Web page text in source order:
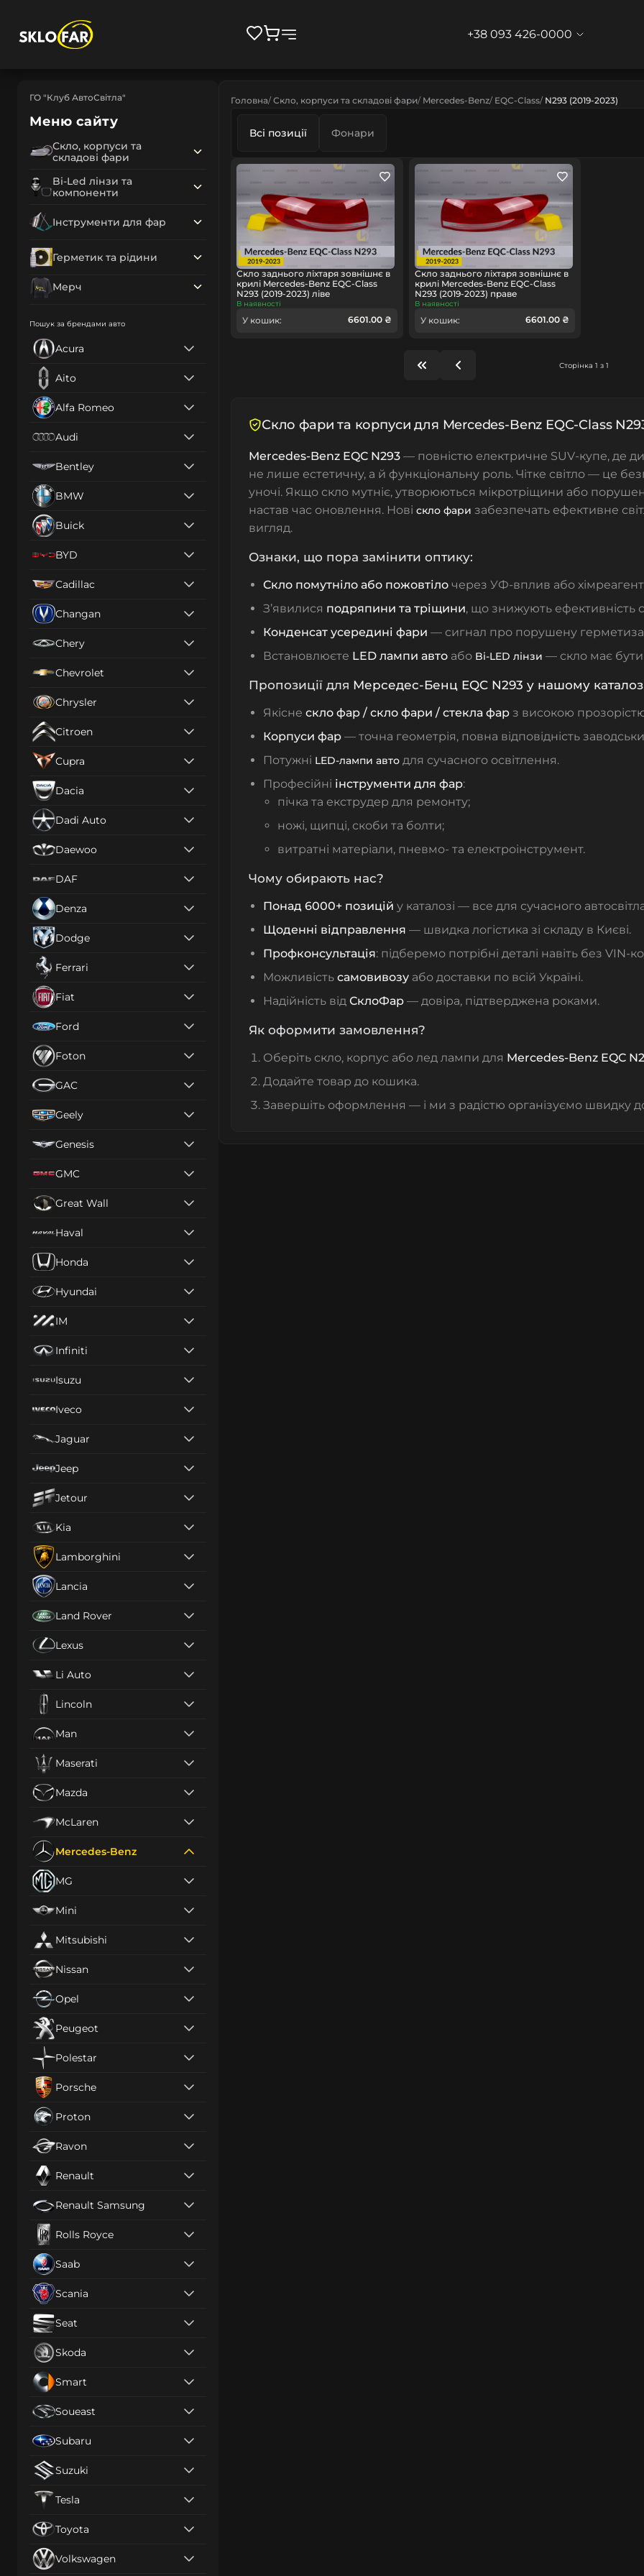
+38 093 426-0000
ГО "Клуб АвтоСвітла"
Меню сайту
Скло, корпуси та
складові фари
Bi-Led лінзи та
компоненти
Інструменти для фар
Герметик та рідини
Мерч
Пошук за брендами авто
Acura
Aito
Alfa Romeo
Audi
Bentley
BMW
Buick
BYD
Cadillac
Changan
Chery
Chevrolet
Chrysler
Citroen
Cupra
Dacia
Dadi Auto
Daewoo
DAF
Denza
Dodge
Ferrari
Fiat
Ford
Foton
GAC
Geely
Genesis
GMC
Great Wall
Haval
Honda
Hyundai
IM
Infiniti
Isuzu
Iveco
Jaguar
Jeep
Jetour
Kia
Lamborghini
Lancia
Land Rover
Lexus
Li Auto
Lincoln
Man
Maserati
Mazda
McLaren
Mercedes-Benz
MG
Mini
Mitsubishi
Nissan
Opel
Peugeot
Polestar
Porsche
Proton
Ravon
Renault
Renault Samsung
Rolls Royce
Saab
Scania
Seat
Skoda
Smart
Soueast
Subaru
Suzuki
Tesla
Toyota
Volkswagen
Головна Скло, корпуси та складові фари Mercedes-Benz EQC-Class N293 (2019-2023)
Всі позиції Фонари
Скло заднього ліхтаря зовнішнє в
крилі Mercedes-Benz EQC-Class
N293 (2019-2023) ліве
В наявності
У кошик: 6601.00 ₴
Скло заднього ліхтаря зовнішнє в
крилі Mercedes-Benz EQC-Class
N293 (2019-2023) праве
В наявності
У кошик: 6601.00 ₴
Сторінка 1 з 1
Скло фари та корпуси для Mercedes-Benz EQC-Class
Mercedes‑Benz EQC N293 — повністю електричне SUV‑купе, де
не лише естетичну, а й функціональну роль. Чітке світло — це
уночі. Якщо скло мутніє, утворюються мікротріщини або
настав час оновлення. Нові скло фари забезпечать ефективне
вигляд.
Ознаки, що пора замінити оптику:
Скло помутніло або пожовтіло через УФ‑вплив або
З’явилися подряпини та тріщини, що знижують ефективність
Конденсат усередині фари — сигнал про порушену
Встановлюєте LED лампи авто або Bi‑LED лінзи — скло має
Пропозиції для Мерседес-Бенц EQC N293 у нашому
Якісне скло фар / скло фари / стекла фар з високою
Корпуси фар — точна геометрія, повна відповідність
Потужні LED‑лампи авто для сучасного освітлення.
Професійні інструменти для фар:
пічка та екструдер для ремонту;
ножі, щипці, скоби та болти;
витратні матеріали, пневмо‑ та електроінструмент.
Чому обирають нас?
Понад 6000+ позицій у каталозі — все для сучасного
Щоденні відправлення — швидка логістика зі складу в Києві.
Профконсультація: підберемо потрібні деталі навіть без
Можливість самовивозу або доставки по всій Україні.
Надійність від СклоФар — довіра, підтверджена роками.
Як оформити замовлення?
Оберіть скло, корпус або лед лампи для Mercedes‑Benz EQC
Додайте товар до кошика.
Завершіть оформлення — і ми з радістю організуємо швидку